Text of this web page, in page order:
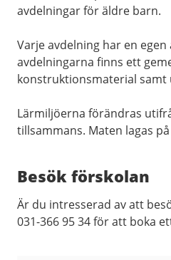
avdelningar för äldre barn.
Varje avdelning har en
avdelningarna finns ett
konstruktionsmaterial
Lärmiljöerna förändras
tillsammans. Maten lagas
Besök förskolan
Är du intresserad av att
031-366 95 34 för att boka